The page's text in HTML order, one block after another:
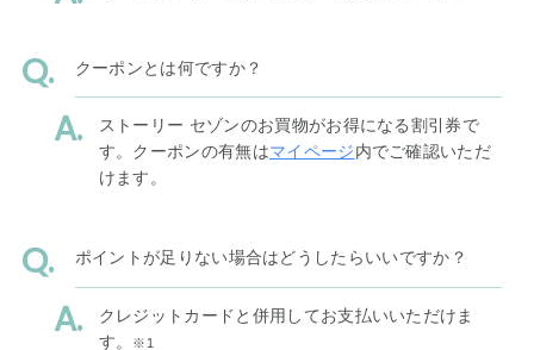
クーポンとは何ですか？
ストーリー セゾンのお買物がお得になる割引券で
す。クーポンの有無はマイページ内でご確認いただ
けます。
ポイントが足りない場合はどうしたらいいですか？
クレジットカードと併用してお支払いいただけま
す。
※1